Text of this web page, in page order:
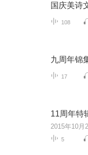
国庆美诗
108
九周年锦
17
11周年特
2015年10月
5